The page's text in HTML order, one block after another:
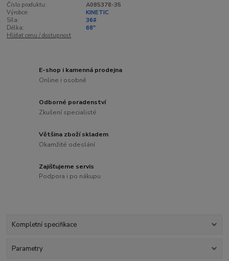
Číslo produktu:
A085378-35
Výrobce:
KINETIC
Síla:
36#
Délka:
68"
Hlídat cenu / dostupnost
E-shop i kamenná prodejna
Online i osobně
Odborné poradenství
Zkušení specialisté
Většina zboží skladem
Okamžité odeslání
Zajišťujeme servis
Podpora i po nákupu
Kompletní specifikace
Parametry